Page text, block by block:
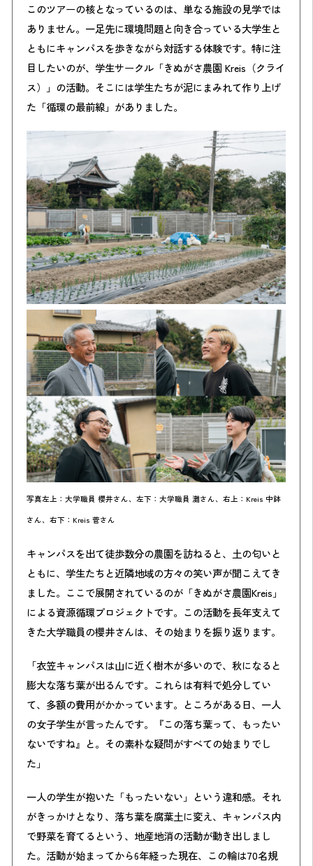
このツアーの核となっているのは、単なる施設の見学では
ありません。一足先に環境問題と向き合っている大学生と
ともにキャンパスを歩きながら対話する体験です。特に注
目したいのが、学生サークル「きぬがさ農園 Kreis（クライ
ス）」の活動。そこには学生たちが泥にまみれて作り上げ
た「循環の最前線」がありました。
写真左上：大学職員 櫻井さん、左下：大学職員 灘さん、右上：Kreis 中鉢
さん、右下：Kreis 菅さん
キャンパスを出て徒歩数分の農園を訪ねると、土の匂いと
ともに、学生たちと近隣地域の方々の笑い声が聞こえてき
ました。ここで展開されているのが「きぬがさ農園Kreis」
による資源循環プロジェクトです。この活動を長年支えて
きた大学職員の櫻井さんは、その始まりを振り返ります。
「衣笠キャンパスは山に近く樹木が多いので、秋になると
膨大な落ち葉が出るんです。 これらは有料で処分してい
て、多額の費用がかかっています。 ところがある日、一人
の女子学生が言ったんです。『この落ち葉って、もったい
ないですね』と。その素朴な疑問がすべての始まりでし
た」
一人の学生が抱いた「もったいない」という違和感。それ
がきっかけとなり、落ち葉を腐葉土に変え、キャンパス内
で野菜を育てるという、地産地消の活動が動き出しまし
た。活動が始まってから6年経った現在、この輪は70名規